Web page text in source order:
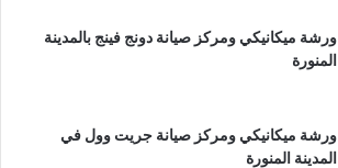
ورشة ميكانيكي ومركز صيانة دونج فينج بالمدينة
المنورة
ورشة ميكانيكي ومركز صيانة جريت وول في
المدينة المنورة